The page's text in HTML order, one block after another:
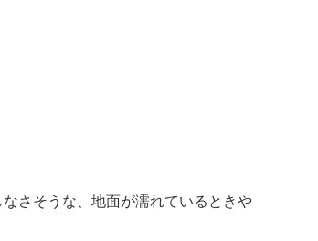
さそうな、地面が濡れているときや